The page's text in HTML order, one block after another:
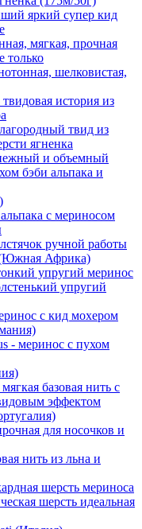
яркий супер кид
мягкая, прочная
только
шелковистая,
история из
твид из
ягненка
и объемный
бэби альпака и
с мериносом
ручной работы
Африка)
упругий меринос
упругий
с кид мохером
- меринос с пухом
базовая нить с
эффектом
для носочков и
нить из льна и
шерсть мериноса
шерсть идеальная